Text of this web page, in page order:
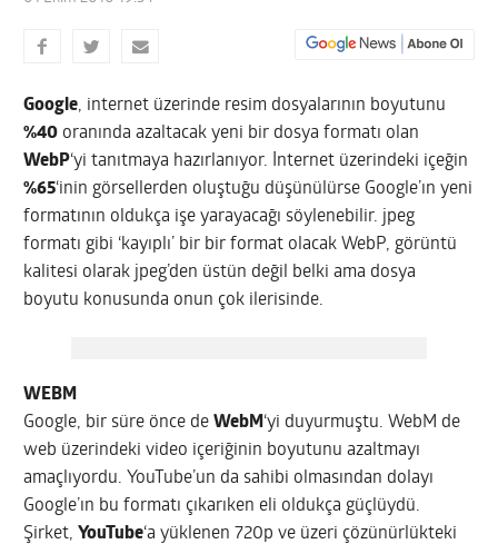
Google, internet üzerinde resim dosyalarının boyutunu
%40 oranında azaltacak yeni bir dosya formatı olan
WebP‘yi tanıtmaya hazırlanıyor. İnternet üzerindeki içeğin
%65‘inin görsellerden oluştuğu düşünülürse Google’ın yeni
formatının oldukça işe yarayacağı söylenebilir. jpeg
formatı gibi ‘kayıplı’ bir bir format olacak WebP, görüntü
kalitesi olarak jpeg’den üstün değil belki ama dosya
boyutu konusunda onun çok ilerisinde.
WEBM
Google, bir süre önce deWebM ‘yi duyurmuştu. WebM de
web üzerindeki video içeriğinin boyutunu azaltmayı
amaçlıyordu. YouTube’un da sahibi olmasından dolayı
Google’ın bu formatı çıkarıken eli oldukça güçlüydü.
Şirket, YouTube‘a yüklenen 720p ve üzeri çözünürlükteki